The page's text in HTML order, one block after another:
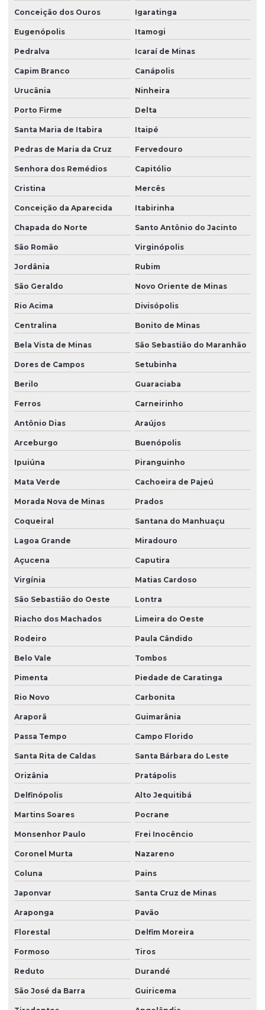
Conceição dos Ouros Igaratinga
Eugenópolis Itamogi
Pedralva Icaraí de Minas
Capim Branco Canápolis
Urucânia Ninheira
Porto Firme Delta
Santa Maria de Itabira Itaipé
Pedras de Maria da Cruz Fervedouro
Senhora dos Remédios Capitólio
Cristina Mercês
Conceição da Aparecida Itabirinha
Chapada do Norte Santo Antônio do Jacinto
São Romão Virginópolis
Jordânia Rubim
São Geraldo Novo Oriente de Minas
Rio Acima Divisópolis
Centralina Bonito de Minas
Bela Vista de Minas São Sebastião do Maranhão
Dores de Campos Setubinha
Berilo Guaraciaba
Ferros Carneirinho
Antônio Dias Araújos
Arceburgo Buenópolis
Ipuiúna Piranguinho
Mata Verde Cachoeira de Pajeú
Morada Nova de Minas Prados
Coqueiral Santana do Manhuaçu
Lagoa Grande Miradouro
Açucena Caputira
Virgínia Matias Cardoso
São Sebastião do Oeste Lontra
Riacho dos Machados Limeira do Oeste
Rodeiro Paula Cândido
Belo Vale Tombos
Pimenta Piedade de Caratinga
Rio Novo Carbonita
Araporã Guimarânia
Passa Tempo Campo Florido
Santa Rita de Caldas Santa Bárbara do Leste
Orizânia Pratápolis
Delfinópolis Alto Jequitibá
Martins Soares Pocrane
Monsenhor Paulo Frei Inocêncio
Coronel Murta Nazareno
Coluna Pains
Japonvar Santa Cruz de Minas
Araponga Pavão
Florestal Delfim Moreira
Formoso Tiros
Reduto Durandé
São José da Barra Guiricema